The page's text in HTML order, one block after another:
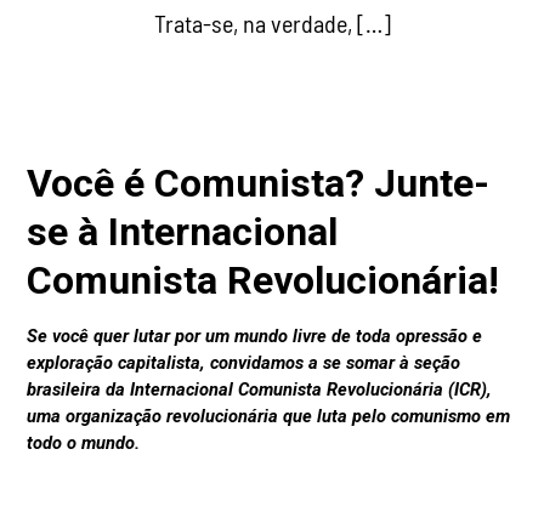
Trata-se, na verdade, […]